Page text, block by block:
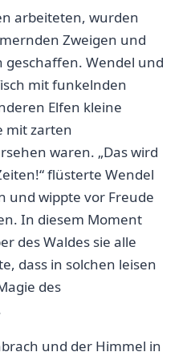
arbeiteten, wurden
Zweigen und‌
Wendel und
mit funkelnden
Elfen kleine
mit zarten
waren. „Das wird‍
flüsterte Wendel‍
und wippte vor⁤ Freude
In diesem Moment
des Waldes sie alle
dass ‍in solchen leisen
⁢des
und der Himmel in